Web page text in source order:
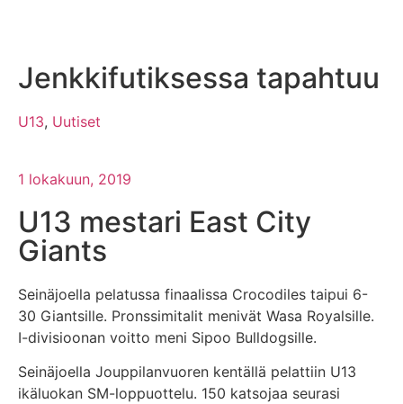
Jenkkifutiksessa tapahtuu
U13, Uutiset
1 lokakuun, 2019
U13 mestari East City
Giants
Seinäjoella pelatussa finaalissa Crocodiles taipui 6-
30 Giantsille. Pronssimitalit menivät Wasa Royalsille.
I-divisioonan voitto meni Sipoo Bulldogsille.
Seinäjoella Jouppilanvuoren kentällä pelattiin U13
ikäluokan SM-loppuottelu. 150 katsojaa seurasi